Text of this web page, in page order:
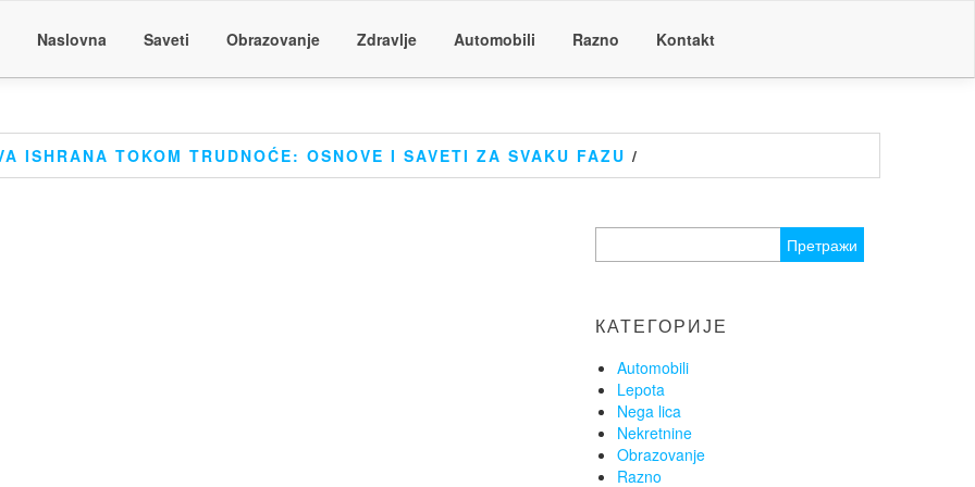
Naslovna Saveti Obrazovanje Zdravlje Automobili Razno Kontakt
ISHRANA TOKOM TRUDNOĆE: OSNOVE I SAVETI ZA SVAKU FAZU /
за:
КАТЕГОРИЈЕ
Automobili
Lepota
Nega lica
Nekretnine
Obrazovanje
Razno